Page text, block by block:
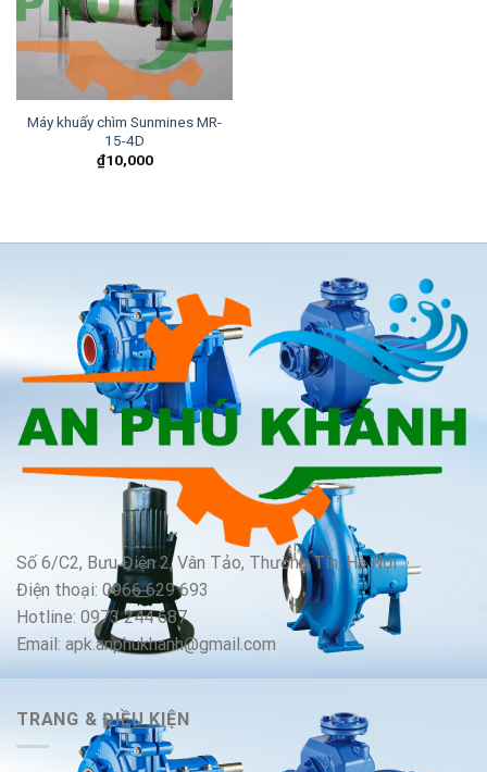
Máy khuấy chìm Sunmines MR-
15-4D
₫10,000
Số 6/C2, Bưu Điện 2, Vân Tảo, Thường Tín, Hà Nội
Điện thoại: 0966 629 693
Hotline: 0973 244 687
Email: apk.anphukhanh@gmail.com
TRANG & ĐIỀU KIỆN